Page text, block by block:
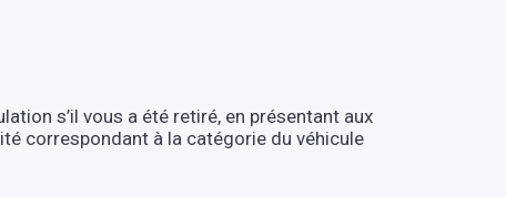
s’il vous a été retiré, en présentant aux
correspondant à la catégorie du véhicule